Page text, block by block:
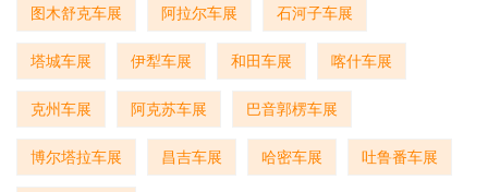
图木舒克车展 阿拉尔车展 石河子车展
塔城车展 伊犁车展 和田车展 喀什车展
克州车展 阿克苏车展 巴音郭楞车展
博尔塔拉车展 昌吉车展 哈密车展 吐鲁番车展